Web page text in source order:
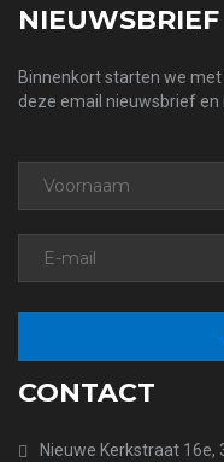
NIEUWSBRIEF
Binnenkort starten we
deze email nieuwsbrief
CONTACT
Nieuwe Kerkstraat 16e,